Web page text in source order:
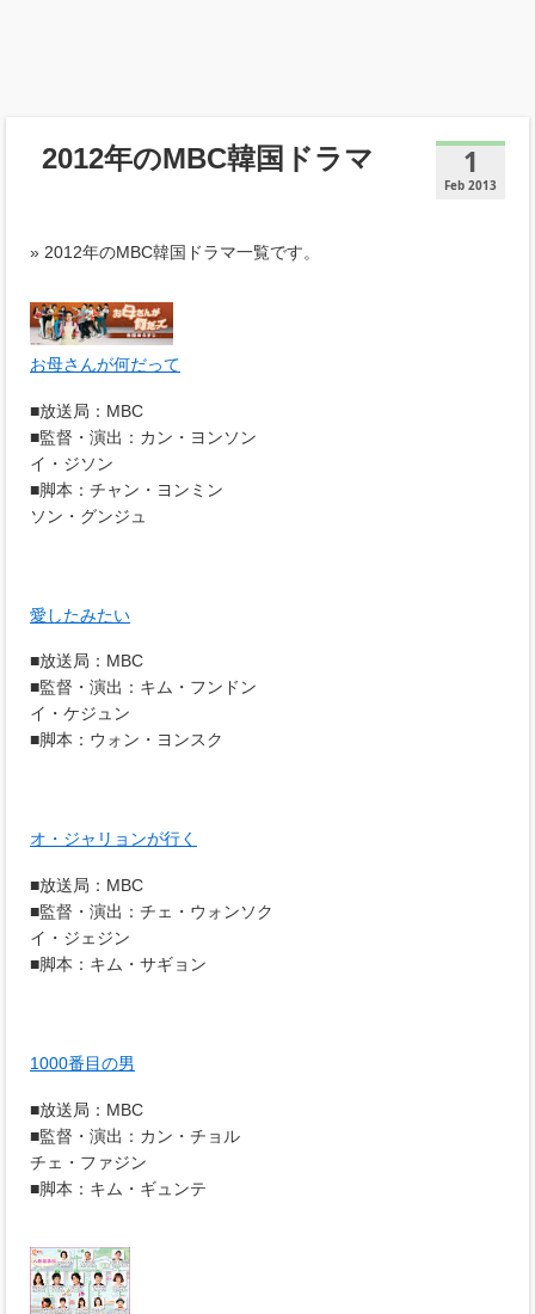
1
Feb 2013
2012年のMBC韓国ドラマ
» 2012年のMBC韓国ドラマ一覧です。
お母さんが何だって
■放送局：MBC
■監督・演出：カン・ヨンソン
イ・ジソン
■脚本：チャン・ヨンミン
ソン・グンジュ
愛したみたい
■放送局：MBC
■監督・演出：キム・フンドン
イ・ケジュン
■脚本：ウォン・ヨンスク
オ・ジャリョンが行く
■放送局：MBC
■監督・演出：チェ・ウォンソク
イ・ジェジン
■脚本：キム・サギョン
1000番目の男
■放送局：MBC
■監督・演出：カン・チョル
チェ・ファジン
■脚本：キム・ギュンテ